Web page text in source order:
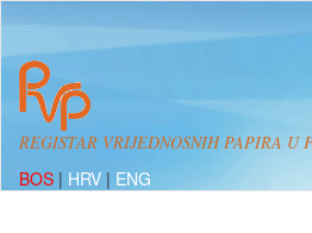
REGISTAR VRIJEDNOSNIH PAPIRA U
BOS | HRV | ENG